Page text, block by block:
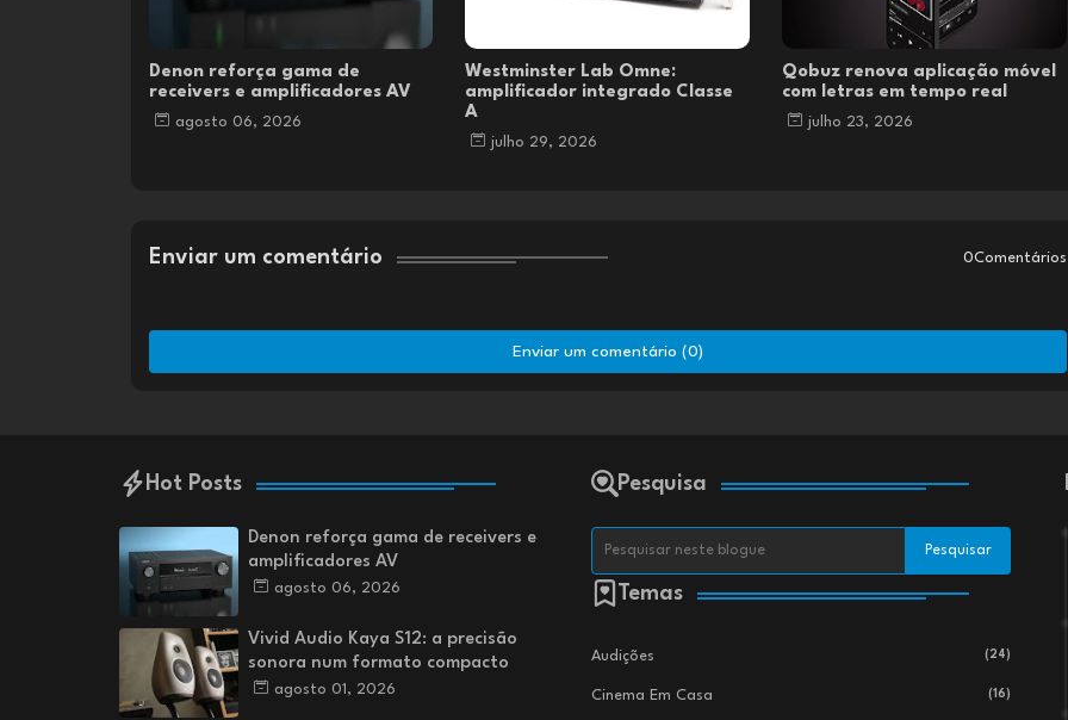
Denon reforça gama de
receivers e amplificadores AV
agosto 06, 2026
Westminster Lab Omne:
amplificador integrado Classe
A
julho 29, 2026
Qobuz renova aplicação móvel
com letras em tempo real
julho 23, 2026
Enviar um comentário 0Comentários
Enviar um comentário (0)
Hot Posts
Denon reforça gama de receivers e
amplificadores AV
agosto 06, 2026
Vivid Audio Kaya S12: a precisão
sonora num formato compacto
agosto 01, 2026
Pesquisa
Temas
Audições (24)
Cinema Em Casa (16)